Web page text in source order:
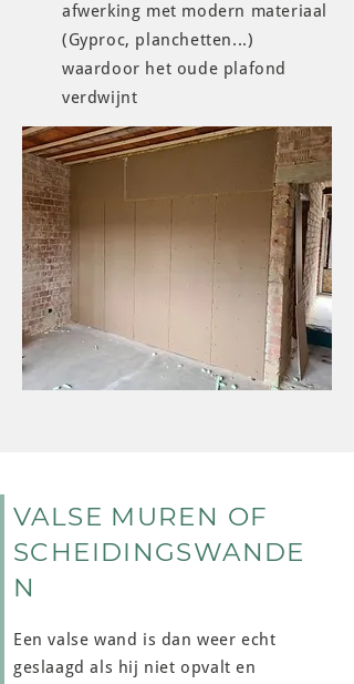
afwerking met modern materiaal
(Gyproc, planchetten...)
waardoor het oude plafond
verdwijnt
VALSE MUREN OF
SCHEIDINGSWANDE
N
Een valse wand is dan weer echt
geslaagd als hij niet opvalt en